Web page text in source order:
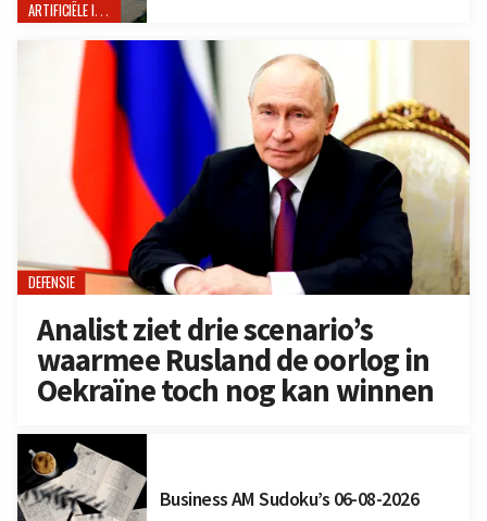
ARTIFICIËLE INTELLIGENTIE
DEFENSIE
Analist ziet drie scenario’s
waarmee Rusland de oorlog in
Oekraïne toch nog kan winnen
Business AM Sudoku’s 06-08-2026